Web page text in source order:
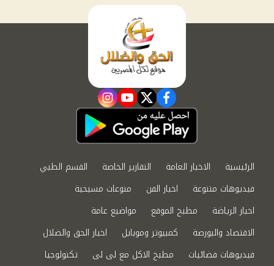
facebook
twitter
youtube
instagram
الرئيسية الاخبار العامة التقارير الخاصة
القسم الطبي
فيديوهات متنوعة
اخبار الفن
منوعات مسيحية
اخبار الرياضة
مطبخ الموقع
مواضيع عامة
الاقتصاد والبورصة
كمبيوتر وموبايل
اخبار الحق والضلال
فيديوهات فضائيات
مطبخ الاكل مع لى لى
تكنولوجيا